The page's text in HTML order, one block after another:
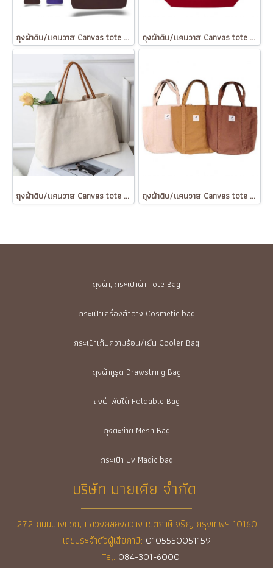
ถุงผ้าดิบ/แคนวาส Canvas tote bag ถุงผ้าดิบ/แคนวาส Canvas tote bag
ถุงผ้าดิบ/แคนวาส Canvas tote bag ถุงผ้าดิบ/แคนวาส Canvas tote bag
ถุงผ้า, กระเป๋าผ้า Tote Bag
กระเป๋าเครื่องสำอาง Cosmetic bag
กระเป๋าเก็บความร้อน/เย็น Cooler Bag
ถุงผ้าหูรูด Drawstring Bag
ถุงผ้าพับได้ Foldable Bag
ถุงตะข่าย Mesh Bag
กระเป๋า Uv Magic bag
บริษัท มายเคีย จำกัด
272 ถนนบางแวก, แขวงคลองขวาง เขตภาษีเจริญ กรุงเทพฯ 10160
เลขประจำตัวผู้เสียภาษี: 0105550051159
Tel: 084-301-6000